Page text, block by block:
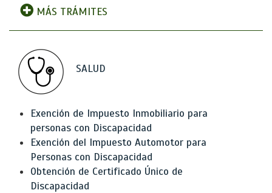
MÁS TRÁMITES
SALUD
Exención de Impuesto Inmobiliario para
personas con Discapacidad
Exención del Impuesto Automotor para
Personas con Discapacidad
Obtención de Certificado Único de
Discapacidad